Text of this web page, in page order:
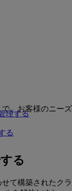
理する
る
、お客様のニーズ
る
て構築されたクラ